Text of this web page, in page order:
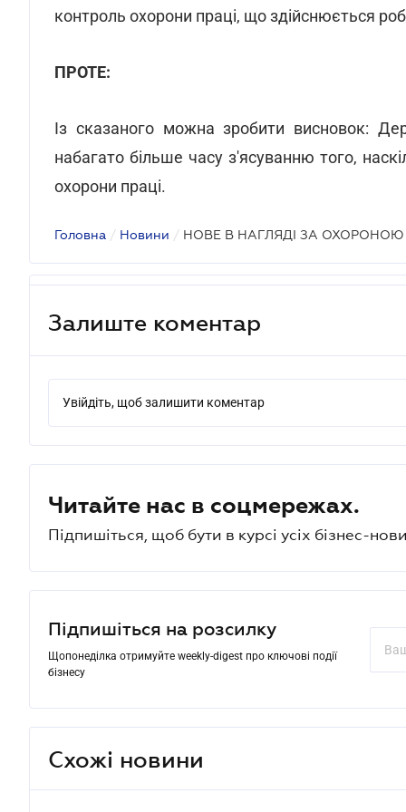
контроль охорони праці, що здійснюється
ПРОТЕ:
Із сказаного можна зробити висновок:
набагато більше часу з'ясуванню того,
охорони праці.
Головна / Новини / НОВЕ В НАГЛЯДІ ЗА ОХОРОНОЮ
Залиште коментар
Увійдіть, щоб залишити коментар
Читайте нас в соцмережах.
Підпишіться, щоб бути в курсі усіх бізнес-
Підпишіться на розсилку
Щопонеділка отримуйте weekly-digest про ключові події
бізнесу
Схожі новини